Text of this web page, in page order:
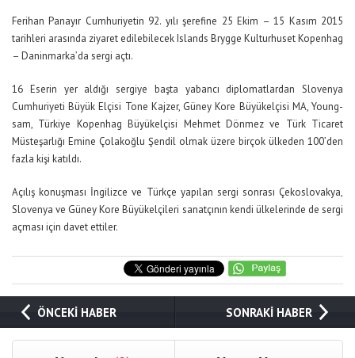
Ferihan Panayır Cumhuriyetin 92. yılı şerefine 25 Ekim – 15 Kasım 2015
tarihleri arasında ziyaret edilebilecek Islands Brygge Kulturhuset Kopenhag
– Daninmarka’da sergi açtı.
16 Eserin yer aldığı sergiye başta yabancı diplomatlardan Slovenya
Cumhuriyeti Büyük Elçisi Tone Kajzer, Güney Kore Büyükelçisi MA, Young-
sam, Türkiye Kopenhag Büyükelçisi Mehmet Dönmez ve Türk Ticaret
Müsteşarlığı Emine Çolakoğlu Şendil olmak üzere birçok ülkeden 100’den
fazla kişi katıldı.
Açılış konuşması İngilizce ve Türkçe yapılan sergi sonrası Çekoslovakya,
Slovenya ve Güney Kore Büyükelçileri sanatçının kendi ülkelerinde de sergi
açması için davet ettiler.
ÖNCEKİ HABER SONRAKİ HABER